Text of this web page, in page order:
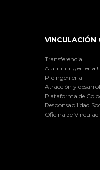
VINCULACIÓN
Transferencia
Alumni Ingeniería
Preingeniería
Atracción y
Plataforma de
Responsabilidad
Oficina de